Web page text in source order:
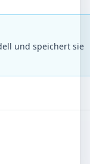
und speichert sie